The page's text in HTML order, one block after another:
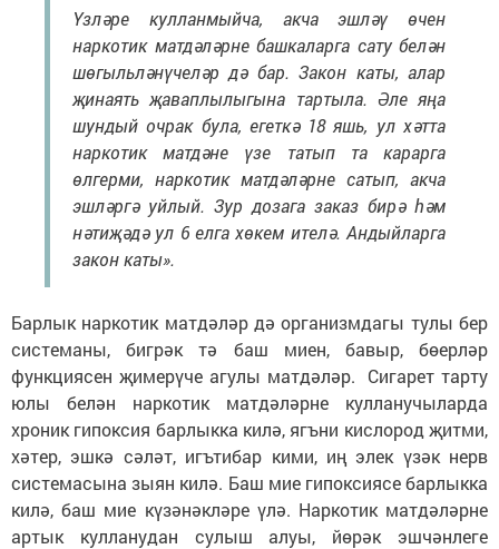
Үзләре кулланмыйча, акча эшләү өчен
наркотик матдәләрне башкаларга сату белән
шөгыльләнүчеләр дә бар. Закон каты, алар
җинаять җаваплылыгына тартыла. Әле яңа
шундый очрак була, егеткә 18 яшь, ул хәтта
наркотик матдәне үзе татып та карарга
өлгерми, наркотик матдәләрне сатып, акча
эшләргә уйлый. Зур дозага заказ бирә һәм
нәтиҗәдә ул 6 елга хөкем ителә. Андыйларга
закон каты».
Барлык наркотик матдәләр дә организмдагы тулы бер
системаны, бигрәк тә баш миен, бавыр, бөерләр
функциясен җимерүче агулы матдәләр. Сигарет тарту
юлы белән наркотик матдәләрне кулланучыларда
хроник гипоксия барлыкка килә, ягъни кислород җитми,
хәтер, эшкә сәләт, игътибар кими, иң элек үзәк нерв
системасына зыян килә. Баш мие гипоксиясе барлыкка
килә, баш мие күзәнәкләре үлә. Наркотик матдәләрне
артык кулланудан сулыш алуы, йөрәк эшчәнлеге